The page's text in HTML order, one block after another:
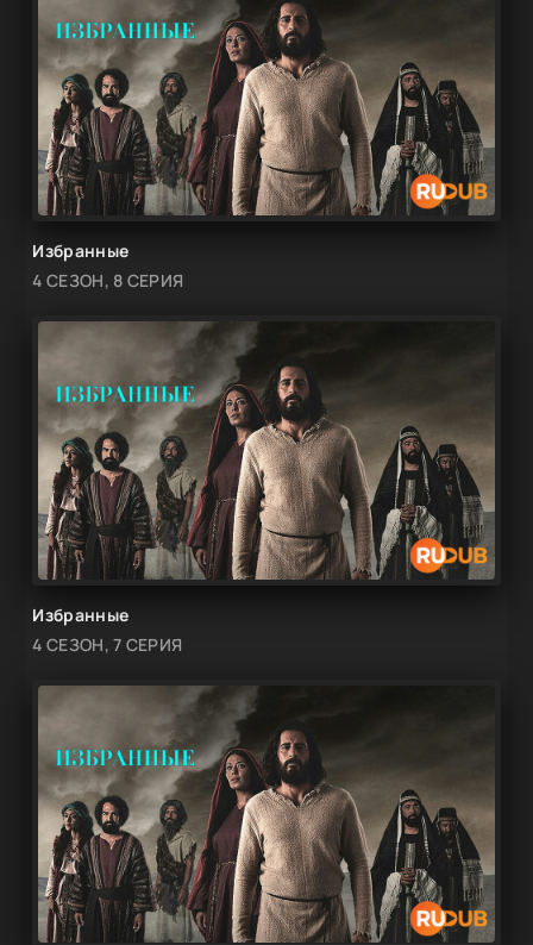
Избранные
4 СЕЗОН, 8 СЕРИЯ
Избранные
4 СЕЗОН, 7 СЕРИЯ